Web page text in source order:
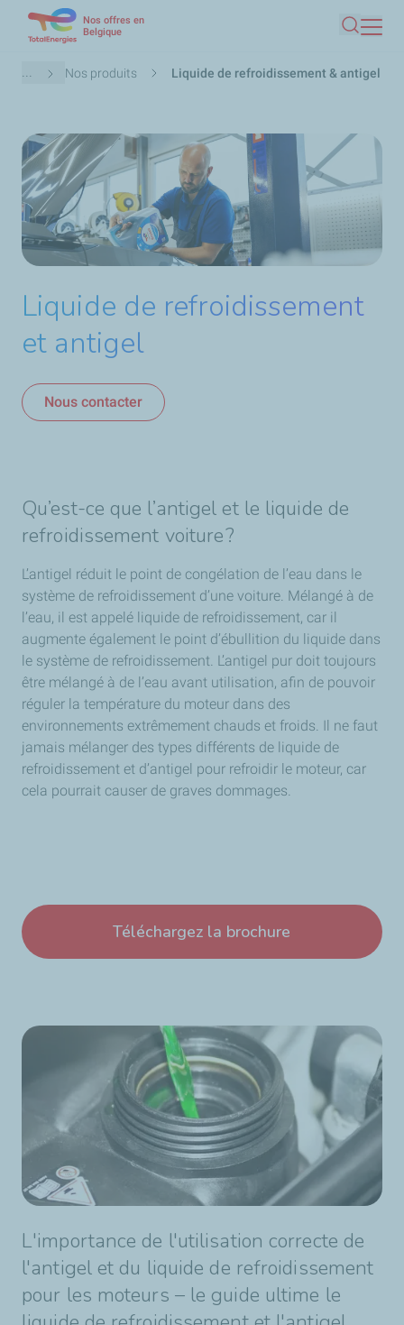
contenu
Nos offres en
Belgique
Fil
... Nos produits Liquide de refroidissement & antigel
Liquide de refroidissement
et antigel
Nous contacter
Qu’est-ce que l’antigel et le liquide de
refroidissement voiture ?
L’antigel réduit le point de congélation de l’eau dans le
système de refroidissement d’une voiture. Mélangé à de
l’eau, il est appelé liquide de refroidissement, car il
augmente également le point d’ébullition du liquide dans
le système de refroidissement. L’antigel pur doit toujours
être mélangé à de l’eau avant utilisation, afin de pouvoir
réguler la température du moteur dans des
environnements extrêmement chauds et froids. Il ne faut
jamais mélanger des types différents de liquide de
refroidissement et d’antigel pour refroidir le moteur, car
cela pourrait causer de graves dommages.
Téléchargez la brochure
L'importance de l'utilisation correcte de
l'antigel et du liquide de refroidissement
pour les moteurs – le guide ultime le